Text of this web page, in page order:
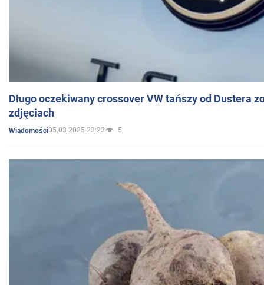
Długo oczekiwany crossover VW tańszy od Dustera
zdjęciach
Wiadomości05.03.2025 23:23 5